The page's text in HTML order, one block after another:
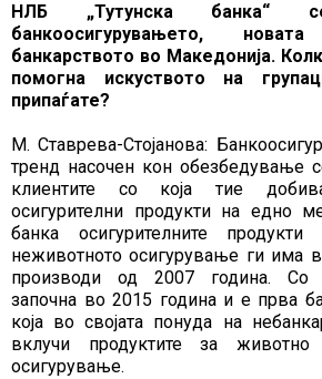
НЛБ „Тутунска банка“
банкоосигурувањето,
банкарството во Македонија.
помогна искуството на
припаѓате?
М. Ставрева-Стојанова:
тренд насочен кон обезбедување
клиентите со која тие
осигурителни продукти на едно
банка осигурителните
неживотното осигурување ги има
производи од 2007 година. Со
започна во 2015 година и е прва
која во својата понуда на
вклучи продуктите за
осигурување.